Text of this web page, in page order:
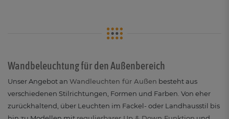
Wandbeleuchtung für den Außenbereich
Unser Angebot an Wandleuchten für Außen besteht aus
verschiedenen Stilrichtungen, Formen und Farben. Von eher
zurückhaltend, über Leuchten im Fackel- oder Landhausstil bis